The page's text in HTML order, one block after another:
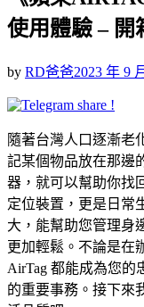
使用體驗 – 開
by RD爸爸Posted
on
2023 年 9
隨著台灣人口逐漸老
記某個物品放在那邊
器，就可以幫助你找
定位裝置，更是日常
大，能幫助您管理身
更加輕鬆。不論是在
AirTag 都能成為您的
的重要事務。接下來